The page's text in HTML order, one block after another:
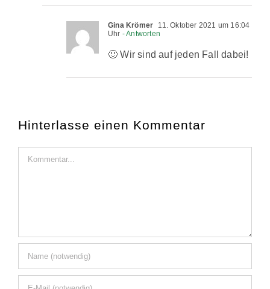
Gina Krömer
11. Oktober 2021 um 16:04
Uhr - Antworten
🙂 Wir sind auf jeden Fall dabei!
Hinterlasse einen Kommentar